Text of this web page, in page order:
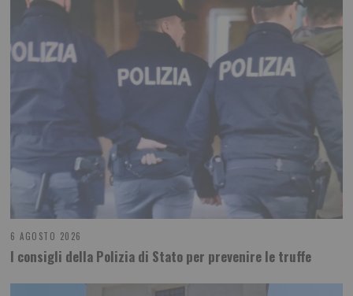
6 AGOSTO 2026
I consigli della Polizia di Stato per prevenire le truffe